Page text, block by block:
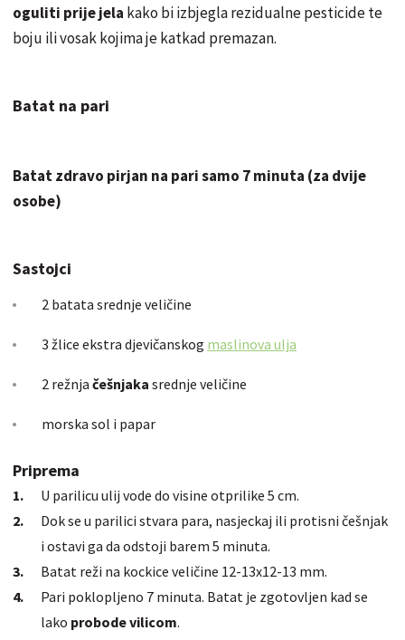
oguliti prije jela kako bi izbjegla rezidualne pesticide te
boju ili vosak kojima je katkad premazan.
Batat na pari
Batat zdravo pirjan na pari samo 7 minuta (za dvije
osobe)
Sastojci
2 batata srednje veličine
3 žlice ekstra djevičanskog maslinova ulja
2 režnja češnjaka srednje veličine
morska sol i papar
Priprema
U parilicu ulij vode do visine otprilike 5 cm.
Dok se u parilici stvara para, nasjeckaj ili protisni češnjak
i ostavi ga da odstoji barem 5 minuta.
Batat reži na kockice veličine 12-13x12-13 mm.
Pari poklopljeno 7 minuta. Batat je zgotovljen kad se
lako probode vilicom.